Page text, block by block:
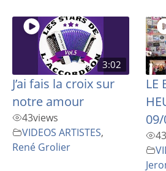
3:02
J’ai fais la croix sur
notre amour
43views
VIDEOS ARTISTES,
René Grolier
LE
09/
43